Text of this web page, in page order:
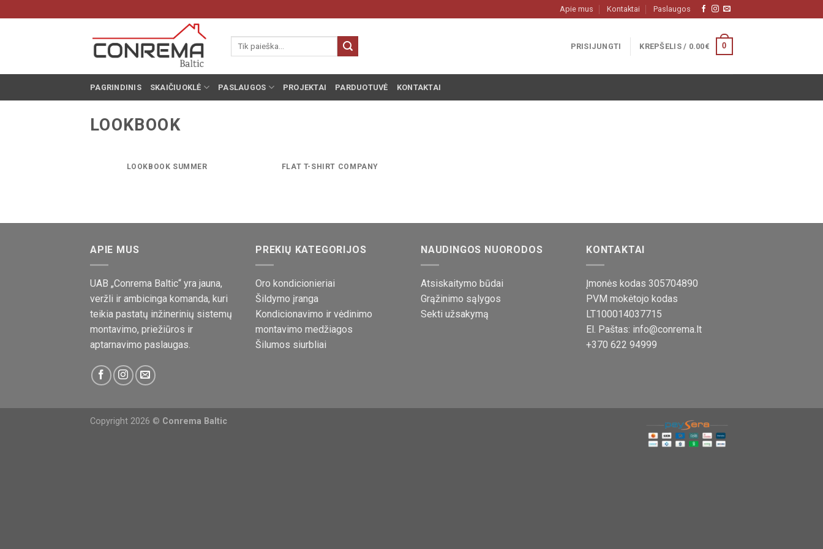
prie
Apie mus Kontaktai Paslaugos
Ieškoti:
PRISIJUNGTI KREPŠELIS / 0.00€ 0
PAGRINDINIS SKAIČIUOKLĖ PASLAUGOS PROJEKTAI PARDUOTUVĖ KONTAKTAI
LOOKBOOK
LOOKBOOK SUMMER FLAT T-SHIRT COMPANY
APIE MUS
UAB „Conrema Baltic“ yra jauna,
veržli ir ambicinga komanda, kuri
teikia pastatų inžinerinių sistemų
montavimo, priežiūros ir
aptarnavimo paslaugas.
PREKIŲ KATEGORIJOS
Oro kondicionieriai
Šildymo įranga
Kondicionavimo ir vėdinimo
montavimo medžiagos
Šilumos siurbliai
NAUDINGOS NUORODOS
Atsiskaitymo būdai
Grąžinimo sąlygos
Sekti užsakymą
KONTAKTAI
Įmonės kodas 305704890
PVM mokėtojo kodas
LT100014037715
El. Paštas: info@conrema.lt
+370 622 94999
Copyright 2026 © Conrema Baltic